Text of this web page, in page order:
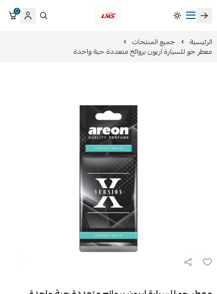
متجر لمسات الشرقية لزينة سيارات LMS
0
الرئيسية جميع المنتجات
معطر جو للسيارة اريون بروائح متعددة حبة واحدة